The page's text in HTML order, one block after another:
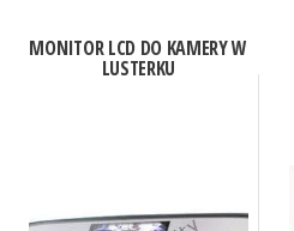
MONITOR LCD DO KAMERY W
LUSTERKU